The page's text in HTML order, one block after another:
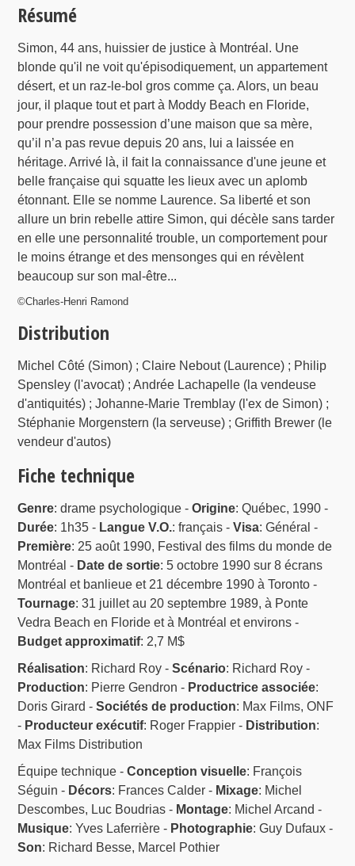
Résumé
Simon, 44 ans, huissier de justice à Montréal. Une
blonde qu'il ne voit qu'épisodiquement, un appartement
désert, et un raz-le-bol gros comme ça. Alors, un beau
jour, il plaque tout et part à Moddy Beach en Floride,
pour prendre possession d’une maison que sa mère,
qu’il n’a pas revue depuis 20 ans, lui a laissée en
héritage. Arrivé là, il fait la connaissance d'une jeune et
belle française qui squatte les lieux avec un aplomb
étonnant. Elle se nomme Laurence. Sa liberté et son
allure un brin rebelle attire Simon, qui décèle sans tarder
en elle une personnalité trouble, un comportement pour
le moins étrange et des mensonges qui en révèlent
beaucoup sur son mal-être...
©Charles-Henri Ramond
Distribution
Michel Côté (Simon) ; Claire Nebout (Laurence) ; Philip
Spensley (l'avocat) ; Andrée Lachapelle (la vendeuse
d'antiquités) ; Johanne-Marie Tremblay (l'ex de Simon) ;
Stéphanie Morgenstern (la serveuse) ; Griffith Brewer (le
vendeur d'autos)
Fiche technique
Genre: drame psychologique -Origine: Québec, 1990 -
Durée: 1h35 - Langue V.O.: français -Visa: Général -
Première: 25 août 1990, Festival des films du monde de
Montréal - Date de sortie: 5 octobre 1990 sur 8 écrans
Montréal et banlieue et 21 décembre 1990 à Toronto -
Tournage: 31 juillet au 20 septembre 1989, à Ponte
Vedra Beach en Floride et à Montréal et environs -
Budget approximatif: 2,7 M$
Réalisation: Richard Roy -Scénario: Richard Roy -
Production: Pierre Gendron - Productrice associée:
Doris Girard -Sociétés de production: Max Films, ONF
- Producteur exécutif: Roger Frappier - Distribution:
Max Films Distribution
Équipe technique -Conception visuelle: François
Séguin - Décors: Frances Calder - Mixage: Michel
Descombes, Luc Boudrias - Montage: Michel Arcand -
Musique: Yves Laferrière - Photographie: Guy Dufaux -
Son: Richard Besse, Marcel Pothier